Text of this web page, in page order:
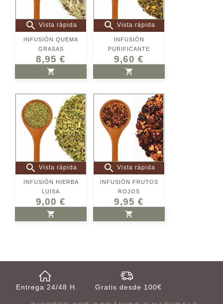
INFUSIÓN QUEMA
GRASAS
8,95 €

 Vista rápida
INFUSIÓN
PURIFICANTE
9,60 €

 Vista rápida
INFUSIÓN HIERBA
LUISA
9,00 €

 Vista rápida
INFUSIÓN FRUTOS
ROJOS
9,95 €

 Vista rápida
Entrega 24/48 H. Gratis desde 100€